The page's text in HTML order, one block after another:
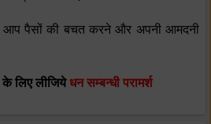
आप पैसों की बचत करने और अपनी आमदनी
लिए लीजिये धन सम्बन्धी परामर्श